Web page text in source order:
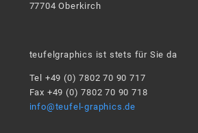
77704 Oberkirch
teufelgraphics ist stets für Sie da
Tel +49 (0) 7802 70 90 717
Fax +49 (0) 7802 70 90 718
info@teufel-graphics.de